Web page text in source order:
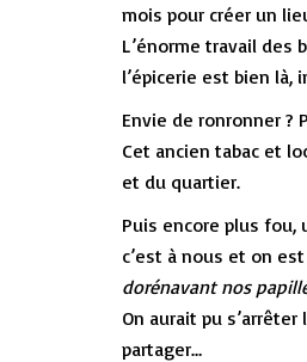
mois pour créer un
L’énorme travail des
l’épicerie est bien
Envie de ronronner ?
Cet ancien tabac et
et du quartier.
Puis encore plus fou,
c’est à nous et on
dorénavant nos
On aurait pu
partager…